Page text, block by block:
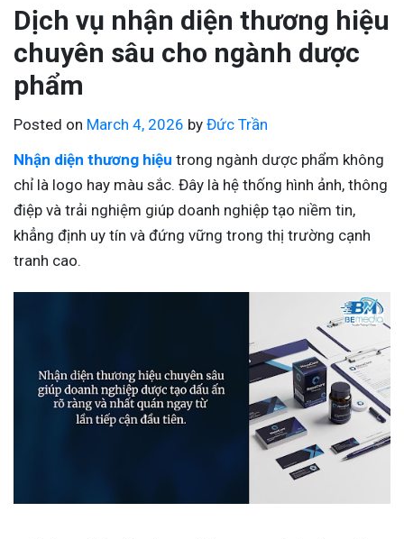
Dịch vụ nhận diện thương hiệu
chuyên sâu cho ngành dược
phẩm
Posted on March 4, 2026 by Đức Trần
Nhận diện thương hiệu trong ngành dược phẩm không
chỉ là logo hay màu sắc. Đây là hệ thống hình ảnh, thông
điệp và trải nghiệm giúp doanh nghiệp tạo niềm tin,
khẳng định uy tín và đứng vững trong thị trường cạnh
tranh cao.